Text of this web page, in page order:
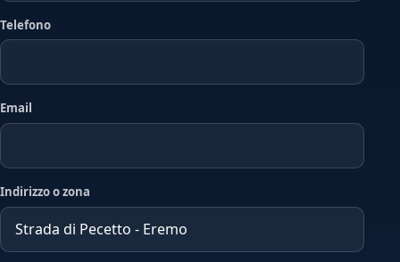
Telefono
Email
Indirizzo o zona